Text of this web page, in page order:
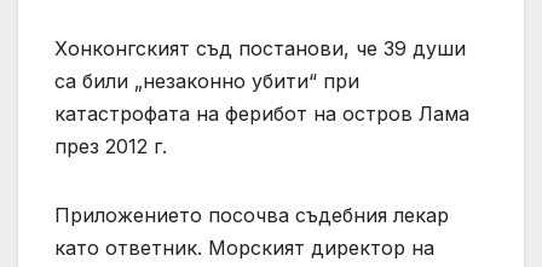
Хонконгският съд постанови, че 39 души
са били „незаконно убити“ при
катастрофата на ферибот на остров Лама
през 2012 г.
Приложението посочва съдебния лекар
като ответник. Морският директор на